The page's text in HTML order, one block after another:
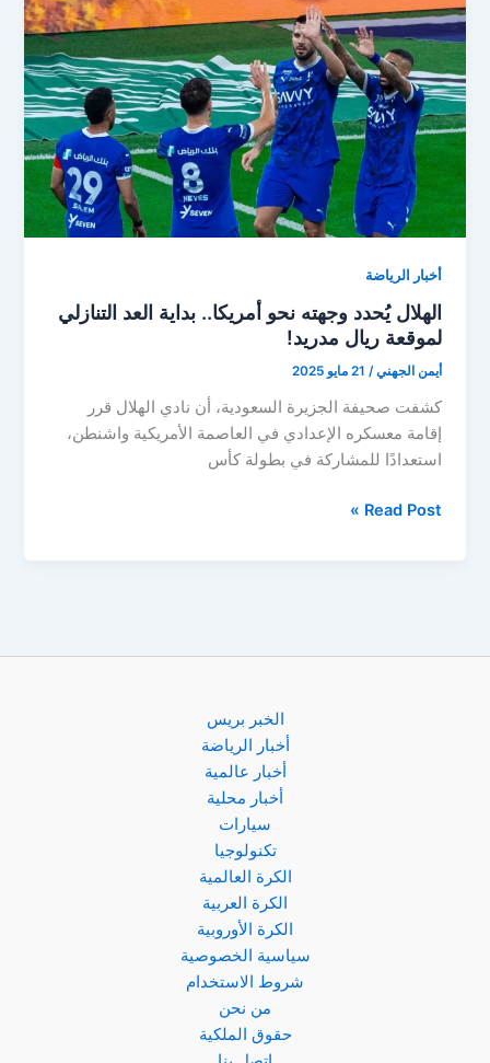
كأس
العالم
للأندية
قد
تكون
محطتي
الأخيرة
الملكي
أخبار الرياضة
الهلال يُحدد وجهته نحو أمريكا.. بداية العد التنازلي
لموقعة ريال مدريد!
أيمن الجهني/ 21 مايو 2025
كشفت صحيفة الجزيرة السعودية، أن نادي الهلال قرر
إقامة معسكره الإعدادي في العاصمة الأمريكية واشنطن،
استعدادًا للمشاركة في بطولة كأس
الهلال
Read Post »
الخبر بريس
أخبار الرياضة
أخبار عالمية
أخبار محلية
سيارات
تكنولوجيا
الكرة العالمية
الكرة العربية
الكرة الأوروبية
سياسية الخصوصية
شروط الاستخدام
من نحن
حقوق الملكية